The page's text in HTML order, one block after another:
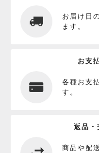
お届け日
ます。
お支
各種お支
す。
返品・
商品や配